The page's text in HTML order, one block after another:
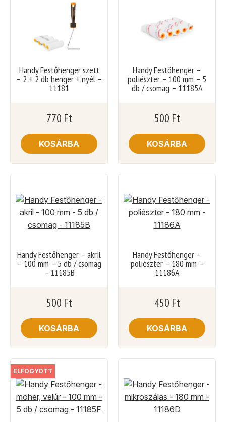
Handy Festőhenger szett
– 2 + 2 db henger + nyél –
11181
770 Ft
KOSÁRBA
Handy Festőhenger –
poliészter – 100 mm – 5
db / csomag – 11185A
500 Ft
KOSÁRBA
Handy Festőhenger – akril
– 100 mm – 5 db / csomag
– 11185B
500 Ft
KOSÁRBA
Handy Festőhenger –
poliészter – 180 mm –
11186A
450 Ft
KOSÁRBA
ELFOGYOTT